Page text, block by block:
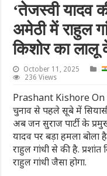
‘तेजस्वी यादव
अमेठी में राहुल
किशोर का लालू
October 11, 2025
236 Views
Prashant Kishore On
चुनाव से पहले सूबे में सियासी
अब जन सुराज पार्टी के
यादव पर बड़ा हमला बोला
राहुल गांधी से की है.
राहुल गांधी जैसा होगा.